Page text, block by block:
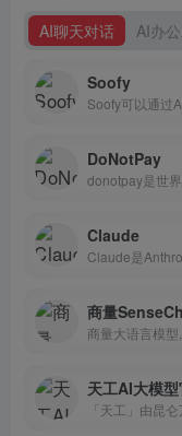
AI聊天对话 AI办
Soofy
DoNotPay
Claude
商量
天工AI大模